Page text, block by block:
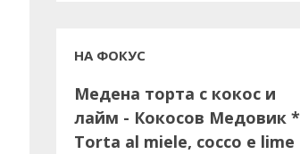
НА ФОКУС
Медена торта с кокос и
лайм - Кокосов Медовик *
Torta al miele, cocco e lime